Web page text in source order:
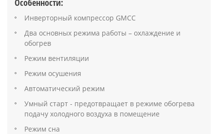
Инверторный компрессор GMCC
Два основных режима работы – охлаждение и
обогрев
Режим вентиляции
Режим осушения
Автоматический режим
Умный старт - предотвращает в режиме обогрева
подачу холодного воздуха в помещение
Режим сна